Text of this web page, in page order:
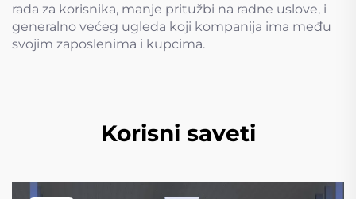
rada za korisnika, manje pritužbi na radne uslove, i
generalno većeg ugleda koji kompanija ima među
svojim zaposlenima i kupcima.
Korisni saveti